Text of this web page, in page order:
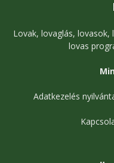
Lovak, lovaglás,
lovas
Adatkezelés